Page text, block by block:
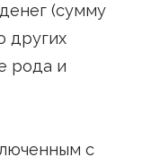
(сумму
других
рода и
с